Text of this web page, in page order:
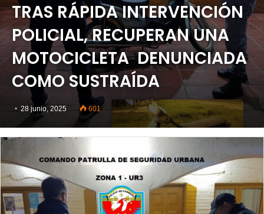
TRAS RÁPIDA INTERVENCIÓN
POLICIAL, RECUPERAN UNA
MOTOCICLETA DENUNCIADA
COMO SUSTRAÍDA
28 junio, 2025 601